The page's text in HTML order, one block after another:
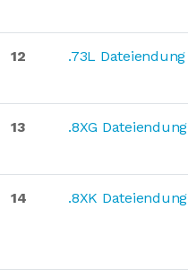
12 .73L Dateiendung
13 .8XG Dateiendung
14 .8XK Dateiendung